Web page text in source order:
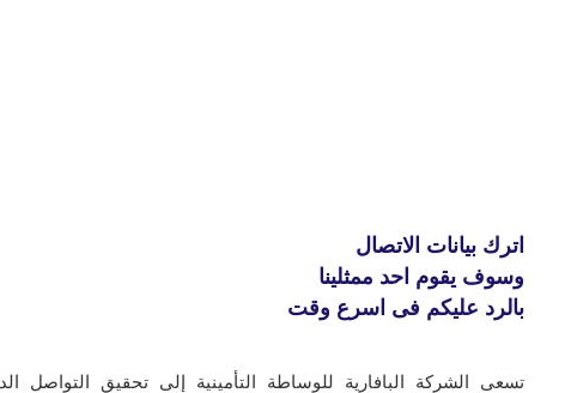
اترك بيانات الاتصال
وسوف يقوم احد ممثلينا
بالرد عليكم فى اسرع وقت
تسعى الشركة البافارية للوساطة التأمينية إلى تحقيق التواصل